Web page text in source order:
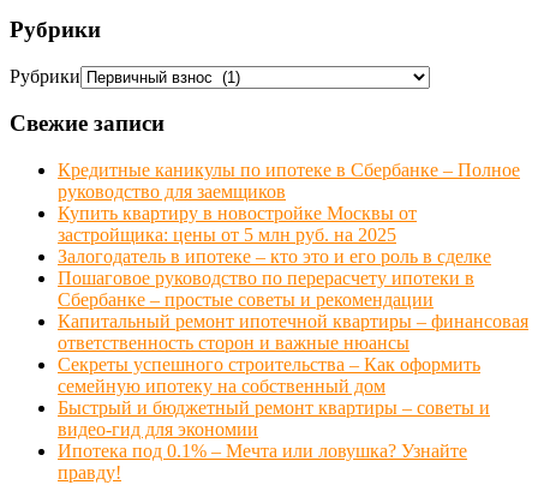
Рубрики
Рубрики
Свежие записи
Кредитные каникулы по ипотеке в Сбербанке – Полное
руководство для заемщиков
Купить квартиру в новостройке Москвы от
застройщика: цены от 5 млн руб. на 2025
Залогодатель в ипотеке – кто это и его роль в сделке
Пошаговое руководство по перерасчету ипотеки в
Сбербанке – простые советы и рекомендации
Капитальный ремонт ипотечной квартиры – финансовая
ответственность сторон и важные нюансы
Секреты успешного строительства – Как оформить
семейную ипотеку на собственный дом
Быстрый и бюджетный ремонт квартиры – советы и
видео-гид для экономии
Ипотека под 0.1% – Мечта или ловушка? Узнайте
правду!